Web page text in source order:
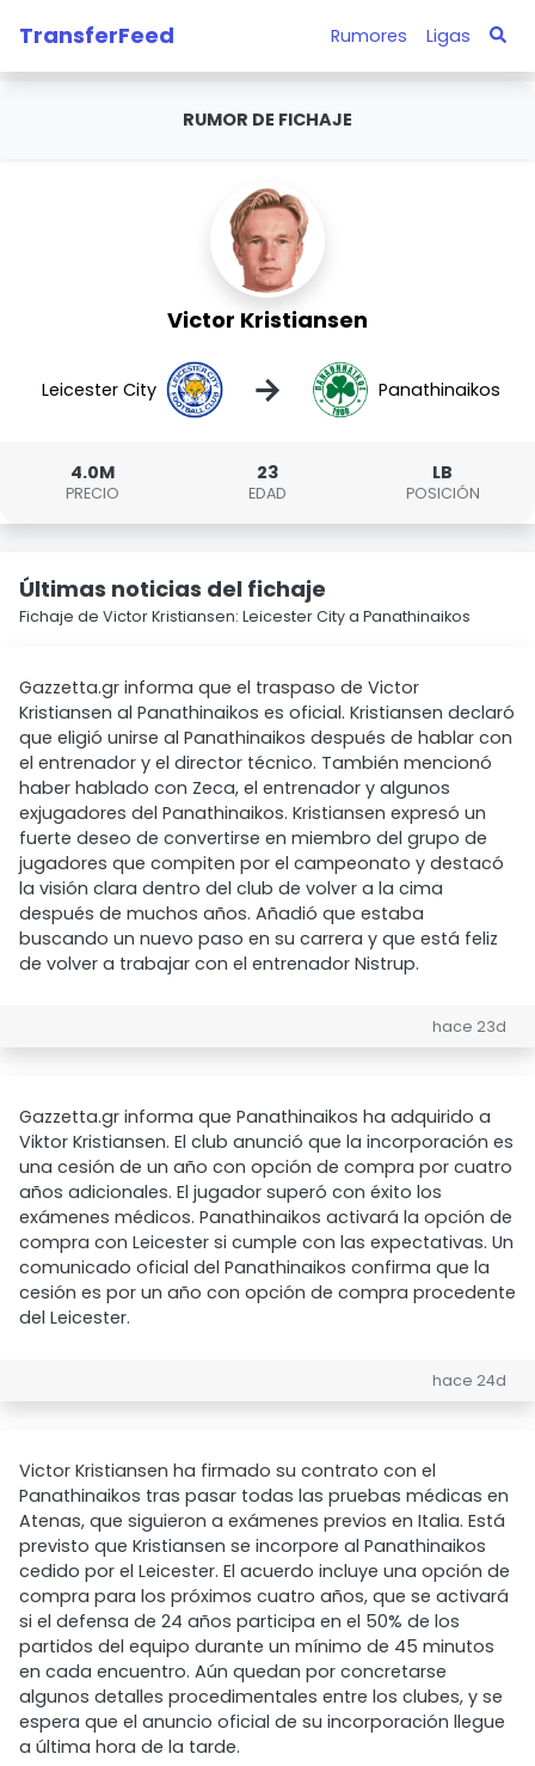
TransferFeed Rumores Ligas
RUMOR DE FICHAJE
Victor Kristiansen
Leicester City → Panathinaikos
4.0M
PRECIO
23
EDAD
LB
POSICIÓN
Últimas noticias del fichaje
Fichaje de Victor Kristiansen: Leicester City a Panathinaikos
Gazzetta.gr informa que el traspaso de Victor
Kristiansen al Panathinaikos es oficial. Kristiansen declaró
que eligió unirse al Panathinaikos después de hablar con
el entrenador y el director técnico. También mencionó
haber hablado con Zeca, el entrenador y algunos
exjugadores del Panathinaikos. Kristiansen expresó un
fuerte deseo de convertirse en miembro del grupo de
jugadores que compiten por el campeonato y destacó
la visión clara dentro del club de volver a la cima
después de muchos años. Añadió que estaba
buscando un nuevo paso en su carrera y que está feliz
de volver a trabajar con el entrenador Nistrup.
hace 23d
Gazzetta.gr informa que Panathinaikos ha adquirido a
Viktor Kristiansen. El club anunció que la incorporación es
una cesión de un año con opción de compra por cuatro
años adicionales. El jugador superó con éxito los
exámenes médicos. Panathinaikos activará la opción de
compra con Leicester si cumple con las expectativas. Un
comunicado oficial del Panathinaikos confirma que la
cesión es por un año con opción de compra procedente
del Leicester.
hace 24d
Victor Kristiansen ha firmado su contrato con el
Panathinaikos tras pasar todas las pruebas médicas en
Atenas, que siguieron a exámenes previos en Italia. Está
previsto que Kristiansen se incorpore al Panathinaikos
cedido por el Leicester. El acuerdo incluye una opción de
compra para los próximos cuatro años, que se activará
si el defensa de 24 años participa en el 50% de los
partidos del equipo durante un mínimo de 45 minutos
en cada encuentro. Aún quedan por concretarse
algunos detalles procedimentales entre los clubes, y se
espera que el anuncio oficial de su incorporación llegue
a última hora de la tarde.